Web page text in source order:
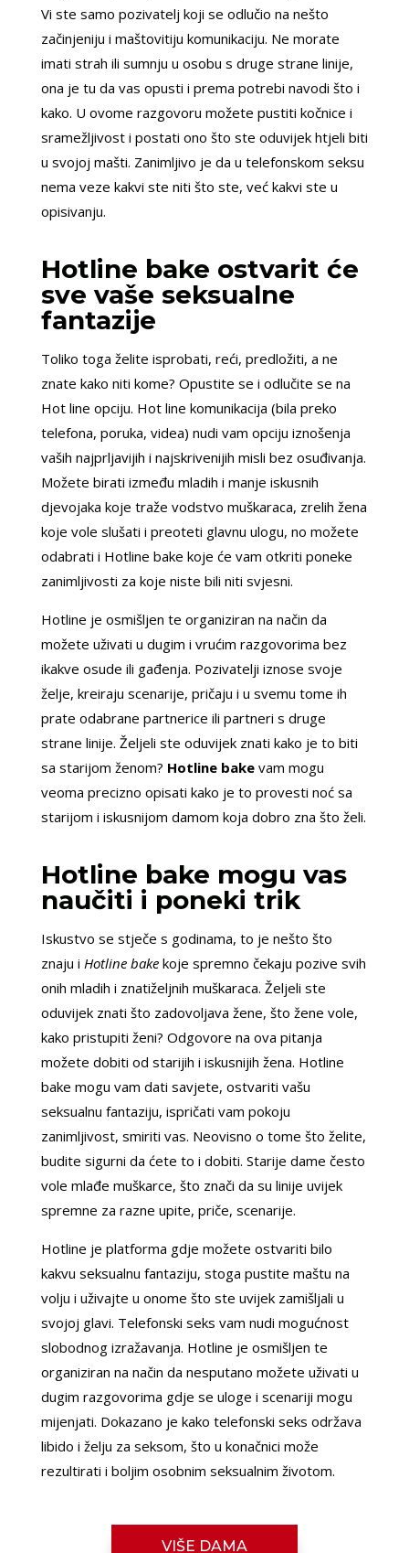
Vi ste samo pozivatelj koji se odlučio na nešto
začinjeniju i maštovitiju komunikaciju. Ne morate
imati strah ili sumnju u osobu s druge strane linije,
ona je tu da vas opusti i prema potrebi navodi što i
kako. U ovome razgovoru možete pustiti kočnice i
sramežljivost i postati ono što ste oduvijek htjeli biti
u svojoj mašti. Zanimljivo je da u telefonskom seksu
nema veze kakvi ste niti što ste, već kakvi ste u
opisivanju.
Hotline bake ostvarit će
sve vaše seksualne
fantazije
Toliko toga želite isprobati, reći, predložiti, a ne
znate kako niti kome? Opustite se i odlučite se na
Hot line opciju. Hot line komunikacija (bila preko
telefona, poruka, videa) nudi vam opciju iznošenja
vaših najprljavijih i najskrivenijih misli bez osuđivanja.
Možete birati između mladih i manje iskusnih
djevojaka koje traže vodstvo muškaraca, zrelih žena
koje vole slušati i preoteti glavnu ulogu, no možete
odabrati i Hotline bake koje će vam otkriti poneke
zanimljivosti za koje niste bili niti svjesni.
Hotline je osmišljen te organiziran na način da
možete uživati u dugim i vrućim razgovorima bez
ikakve osude ili gađenja. Pozivatelji iznose svoje
želje, kreiraju scenarije, pričaju i u svemu tome ih
prate odabrane partnerice ili partneri s druge
strane linije. Željeli ste oduvijek znati kako je to biti
sa starijom ženom? Hotline bakevam mogu
veoma precizno opisati kako je to provesti noć sa
starijom i iskusnijom damom koja dobro zna što želi.
Hotline bake mogu vas
naučiti i poneki trik
Iskustvo se stječe s godinama, to je nešto što
znaju i Hotline bakekoje spremno čekaju pozive svih
onih mladih i znatiželjnih muškaraca. Željeli ste
oduvijek znati što zadovoljava žene, što žene vole,
kako pristupiti ženi? Odgovore na ova pitanja
možete dobiti od starijih i iskusnijih žena. Hotline
bake mogu vam dati savjete, ostvariti vašu
seksualnu fantaziju, ispričati vam pokoju
zanimljivost, smiriti vas. Neovisno o tome što želite,
budite sigurni da ćete to i dobiti. Starije dame često
vole mlađe muškarce, što znači da su linije uvijek
spremne za razne upite, priče, scenarije.
Hotline je platforma gdje možete ostvariti bilo
kakvu seksualnu fantaziju, stoga pustite maštu na
volju i uživajte u onome što ste uvijek zamišljali u
svojoj glavi. Telefonski seks vam nudi mogućnost
slobodnog izražavanja. Hotline je osmišljen te
organiziran na način da nesputano možete uživati u
dugim razgovorima gdje se uloge i scenariji mogu
mijenjati. Dokazano je kako telefonski seks održava
libido i želju za seksom, što u konačnici može
rezultirati i boljim osobnim seksualnim životom.
VIŠE DAMA
LILIANA / Kod #69
Razgovaram, nazovi čim završim!